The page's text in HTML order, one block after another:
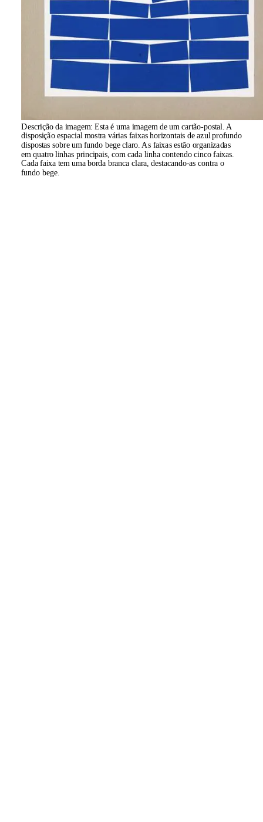
Descrição da imagem:Esta é uma imagem de um cartão-postal. A
disposição espacial mostra várias faixas horizontais de azul profundo
dispostas sobre um fundo bege claro. As faixas estão organizadas
em quatro linhas principais, com cada linha contendo cinco faixas.
Cada faixa tem uma borda branca clara, destacando-as contra o
fundo bege.